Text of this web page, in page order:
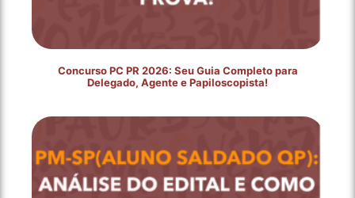
Concurso PC PR 2026: Seu Guia Completo para
Delegado, Agente e Papiloscopista!